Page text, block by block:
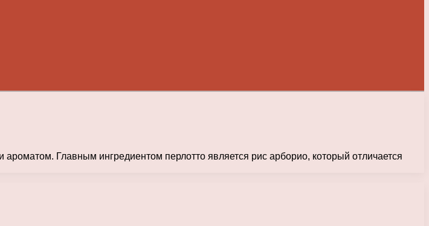
Главным ингредиентом перлотто является рис арборио, который отличается